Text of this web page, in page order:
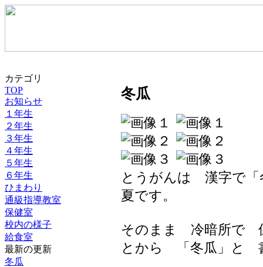
カテゴリ
TOP
お知らせ
１年生
２年生
３年生
４年生
５年生
６年生
ひまわり
通級指導教室
保健室
校内の様子
給食室
最新の更新
冬瓜
冬瓜
とうがんは 漢字で
夏です。
そのまま 冷暗所で
とから 「冬瓜」と